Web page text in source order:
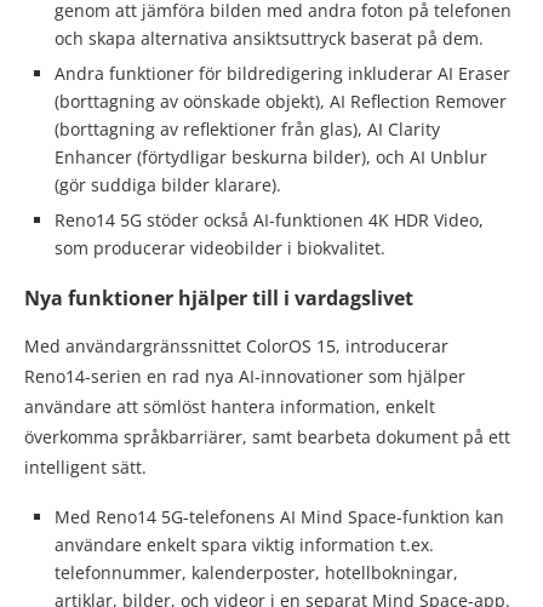
genom att jämföra bilden med andra foton på telefonen
och skapa alternativa ansiktsuttryck baserat på dem.
Andra funktioner för bildredigering inkluderar AI Eraser
(borttagning av oönskade objekt), AI Reflection Remover
(borttagning av reflektioner från glas), AI Clarity
Enhancer (förtydligar beskurna bilder), och AI Unblur
(gör suddiga bilder klarare).
Reno14 5G stöder också AI-funktionen 4K HDR Video,
som producerar videobilder i biokvalitet.
Nya funktioner hjälper till i vardagslivet
Med användargränssnittet ColorOS 15, introducerar
Reno14-serien en rad nya AI-innovationer som hjälper
användare att sömlöst hantera information, enkelt
överkomma språkbarriärer, samt bearbeta dokument på ett
intelligent sätt.
Med Reno14 5G-telefonens AI Mind Space-funktion kan
användare enkelt spara viktig information t.ex.
telefonnummer, kalenderposter, hotellbokningar,
artiklar, bilder, och videor i en separat Mind Space-app.